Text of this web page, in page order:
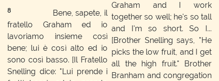
8
Bene, sapete, il
fratello Graham ed io
lavoriamo insieme così
bene; lui è così alto ed io
sono così basso. [Il Fratello
Snelling dice: "Lui prende i
Graham and I work
together so well; he's so tall
and I'm so short. So I...
[Brother Snelling says, "He
picks the low fruit, and I get
all the high fruit." Brother
Branham and congregation